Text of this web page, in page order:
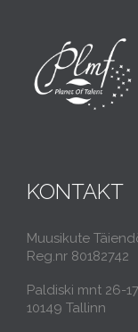
KONTAKT
Muusikute
Reg.nr 80182742
Paldiski mnt 26-
10149 Tallinn